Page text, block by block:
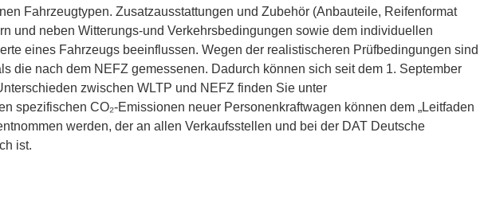
Fahrzeugtypen. Zusatzausstattungen und Zubehör (Anbauteile, Reifenformat
und neben Witterungs-und Verkehrsbedingungen sowie dem individuellen
eines Fahrzeugs beeinflussen. Wegen der realistischeren Prüfbedingungen sind
die nach dem NEFZ gemessenen. Dadurch können sich seit dem 1. September
zwischen WLTP und NEFZ finden Sie unter
spezifischen CO₂-Emissionen neuer Personenkraftwagen können dem „Leitfaden
werden, der an allen Verkaufsstellen und bei der DAT Deutsche
ist.